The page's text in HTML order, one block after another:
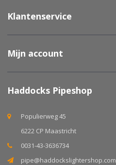
Klantenservice
Mijn account
Haddocks Pipeshop
Populierweg 45
6222 CP Maastricht
0031-43-3636734
pipe@haddockslightershop.com